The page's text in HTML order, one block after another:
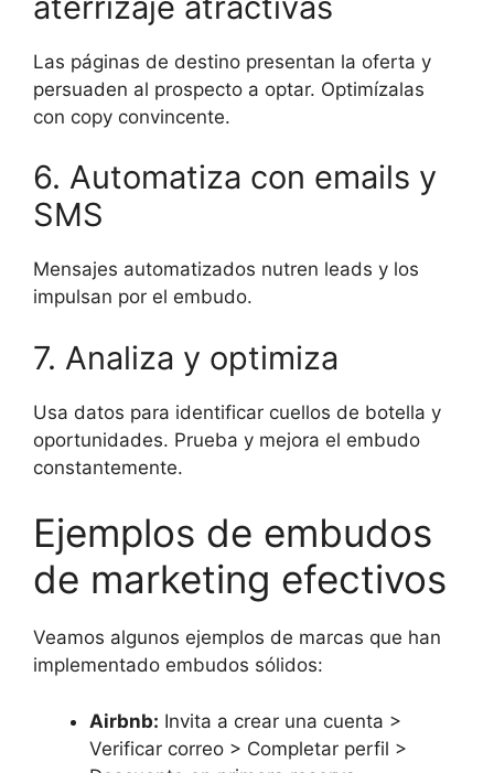
Las páginas de destino presentan la oferta y
persuaden al prospecto a optar. Optimízalas
con copy convincente.
6. Automatiza con emails y
SMS
Mensajes automatizados nutren leads y los
impulsan por el embudo.
7. Analiza y optimiza
Usa datos para identificar cuellos de botella y
oportunidades. Prueba y mejora el embudo
constantemente.
Ejemplos de embudos
de marketing efectivos
Veamos algunos ejemplos de marcas que han
implementado embudos sólidos:
Airbnb: Invita a crear una cuenta >
Verificar correo > Completar perfil >